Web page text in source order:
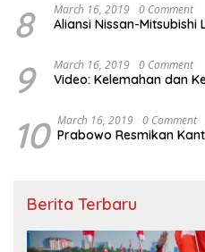
8 March 16, 2019 0 Comment
Aliansi Nissan-Mitsubishi
9 March 16, 2019 0 Comment
Video: Kelemahan dan
10 March 16, 2019 0 Comment
Prabowo Resmikan
Berita Terbaru